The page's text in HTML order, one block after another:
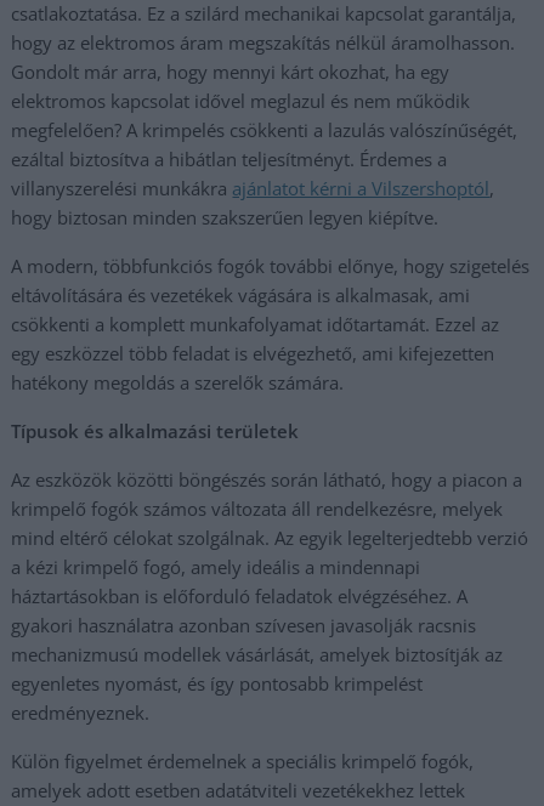
csatlakoztatása. Ez a szilárd mechanikai kapcsolat garantálja,
hogy az elektromos áram megszakítás nélkül áramolhasson.
Gondolt már arra, hogy mennyi kárt okozhat, ha egy
elektromos kapcsolat idővel meglazul és nem működik
megfelelően? A krimpelés csökkenti a lazulás valószínűségét,
ezáltal biztosítva a hibátlan teljesítményt. Érdemes a
villanyszerelési munkákra ajánlatot kérni a Vilszershoptól,
hogy biztosan minden szakszerűen legyen kiépítve.
A modern, többfunkciós fogók további előnye, hogy szigetelés
eltávolítására és vezetékek vágására is alkalmasak, ami
csökkenti a komplett munkafolyamat időtartamát. Ezzel az
egy eszközzel több feladat is elvégezhető, ami kifejezetten
hatékony megoldás a szerelők számára.
Típusok és alkalmazási területek
Az eszközök közötti böngészés során látható, hogy a piacon a
krimpelő fogók számos változata áll rendelkezésre, melyek
mind eltérő célokat szolgálnak. Az egyik legelterjedtebb verzió
a kézi krimpelő fogó, amely ideális a mindennapi
háztartásokban is előforduló feladatok elvégzéséhez. A
gyakori használatra azonban szívesen javasolják racsnis
mechanizmusú modellek vásárlását, amelyek biztosítják az
egyenletes nyomást, és így pontosabb krimpelést
eredményeznek.
Külön figyelmet érdemelnek a speciális krimpelő fogók,
amelyek adott esetben adatátviteli vezetékekhez lettek